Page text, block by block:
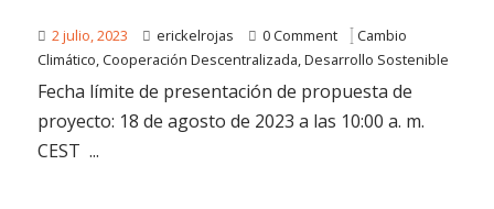
2 julio, 2023 erickelrojas 0 Comment
Cambio
Climático, Cooperación Descentralizada,Desarrollo Sostenible
Fecha límite de presentación de propuesta de
proyecto: 18 de agosto de 2023 a las 10:00 a. m.
CEST ...